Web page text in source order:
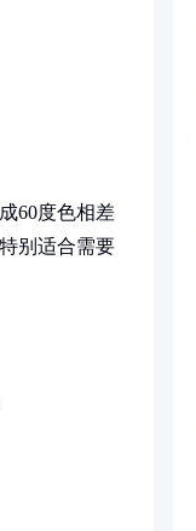
60度色相差
别适合需要